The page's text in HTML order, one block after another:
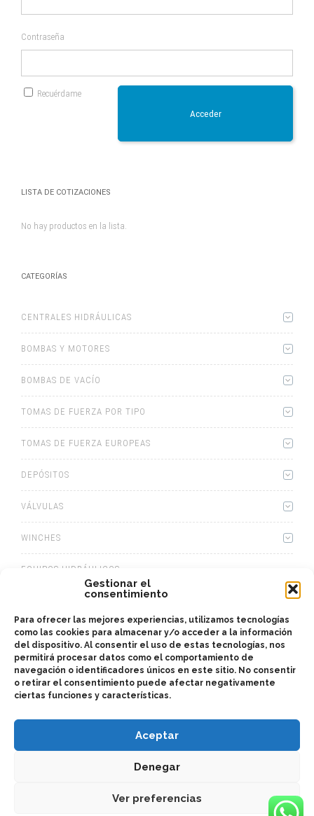
Gestionar el
consentimiento
Para ofrecer las mejores experiencias, utilizamos tecnologías
como las cookies para almacenar y/o acceder a la información
del dispositivo. Al consentir el uso de estas tecnologías, nos
permitirá procesar datos como el comportamiento de
navegación o identificadores únicos en este sitio. No consentir
o retirar el consentimiento puede afectar negativamente
ciertas funciones y características.
Aceptar
Denegar
Ver preferencias
Contraseña
Recuérdame
Acceder
LISTA DE COTIZACIONES
No hay productos en la lista.
CATEGORÍAS
CENTRALES HIDRÁULICAS
BOMBAS Y MOTORES
BOMBAS DE VACÍO
TOMAS DE FUERZA POR TIPO
TOMAS DE FUERZA EUROPEAS
DEPÓSITOS
VÁLVULAS
WINCHES
EQUIPOS HIDRÁULICOS
KITS ADAPTADORES
ACCESORIOS
2025 © Bezares México - todos los derechos reservados - (52) 81
monterrey